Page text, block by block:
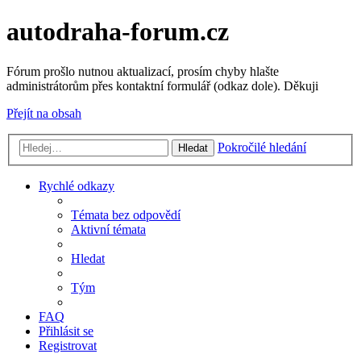
autodraha-forum.cz
Fórum prošlo nutnou aktualizací, prosím chyby hlašte
administrátorům přes kontaktní formulář (odkaz dole). Děkuji
Přejít na obsah
Hledat Pokročilé hledání
Rychlé odkazy
Témata bez odpovědí
Aktivní témata
Hledat
Tým
FAQ
Přihlásit se
Registrovat